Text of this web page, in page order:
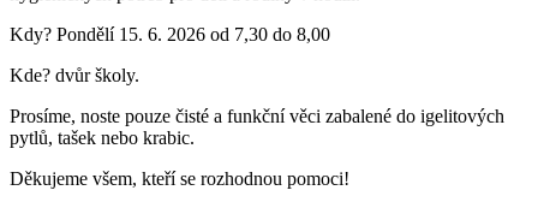
Kdy? Pondělí 15. 6. 2026 od 7,30 do 8,00
Kde? dvůr školy.
Prosíme, noste pouze čisté a funkční věci zabalené do igelitových
pytlů, tašek nebo krabic.
Děkujeme všem, kteří se rozhodnou pomoci!